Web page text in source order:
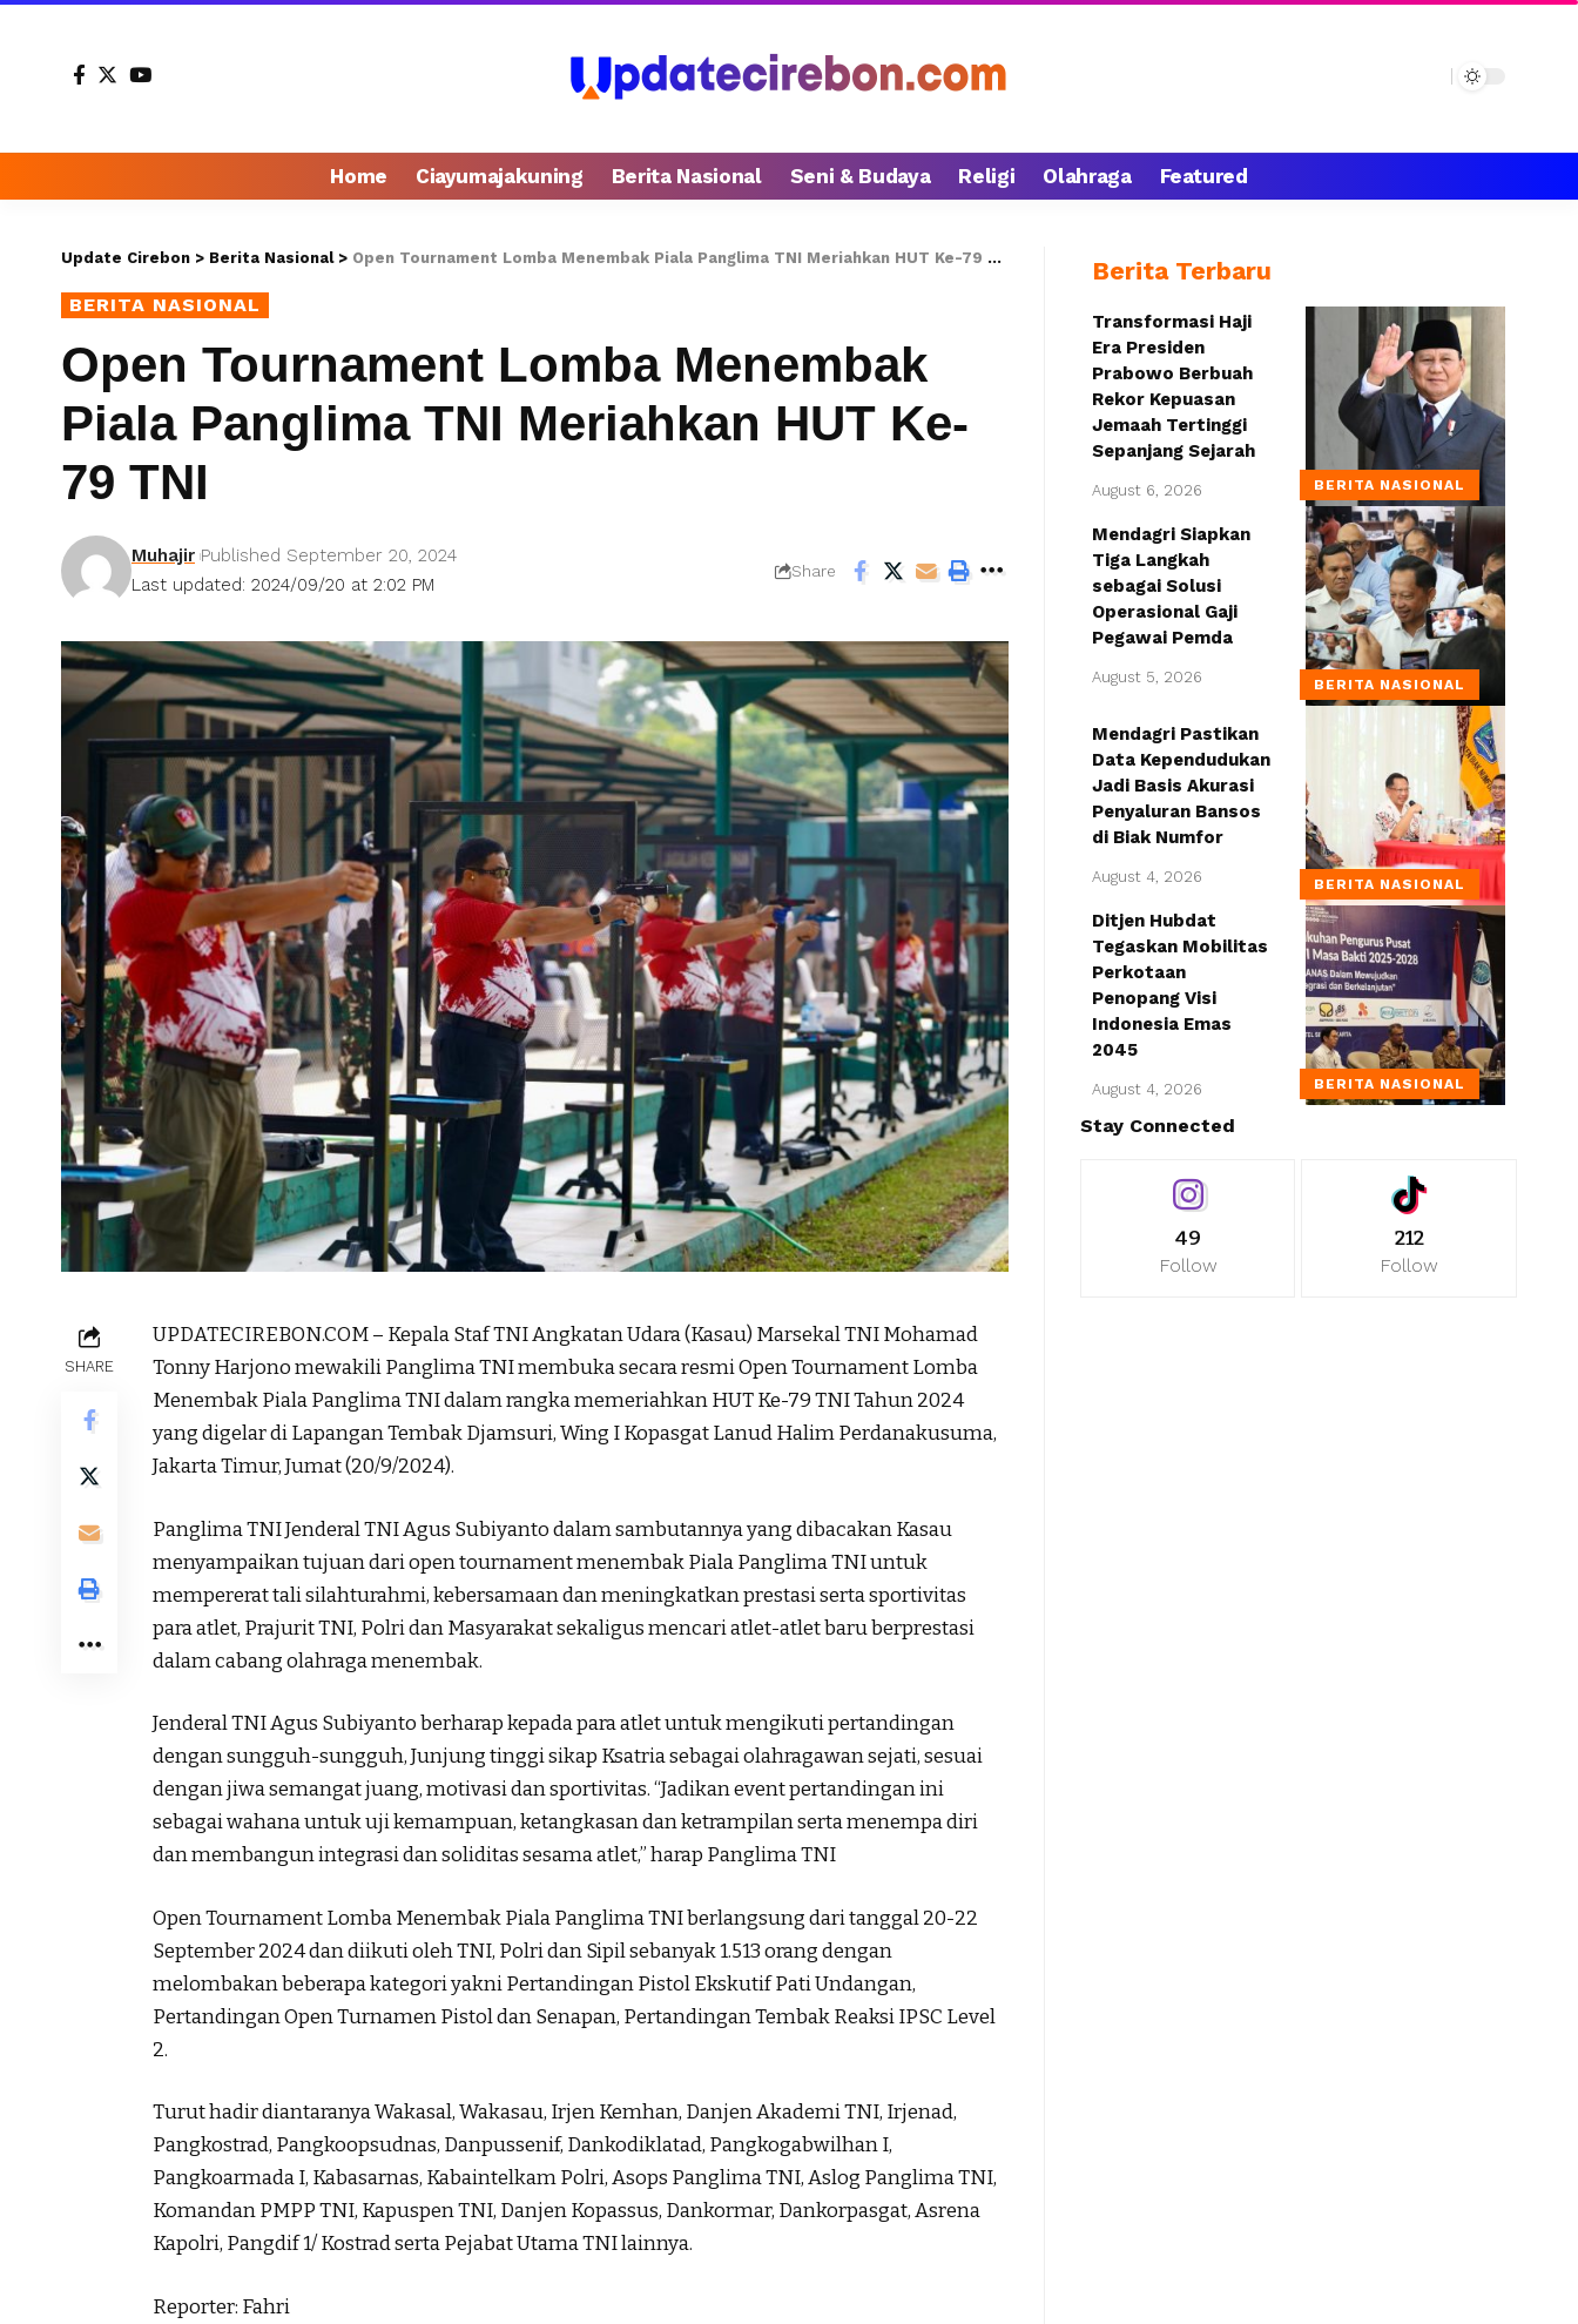
Home Ciayumajakuning Berita Nasional Seni & Budaya Religi Olahraga Featured
Update Cirebon > Berita Nasional> Open Tournament Lomba Menembak Piala Panglima TNI Meriahkan HUT Ke-79 TNI
BERITA NASIONAL
Open Tournament Lomba Menembak
Piala Panglima TNI Meriahkan HUT Ke-
79 TNI
Last updated: 2024/09/20 at 2:02 PM
Muhajir Published September 20, 2024
Share
SHARE
UPDATECIREBON.COM – Kepala Staf TNI Angkatan Udara (Kasau) Marsekal TNI Mohamad
Tonny Harjono mewakili Panglima TNI membuka secara resmi Open Tournament Lomba
Menembak Piala Panglima TNI dalam rangka memeriahkan HUT Ke-79 TNI Tahun 2024
yang digelar di Lapangan Tembak Djamsuri, Wing I Kopasgat Lanud Halim Perdanakusuma,
Jakarta Timur, Jumat (20/9/2024).
Panglima TNI Jenderal TNI Agus Subiyanto dalam sambutannya yang dibacakan Kasau
menyampaikan tujuan dari open tournament menembak Piala Panglima TNI untuk
mempererat tali silahturahmi, kebersamaan dan meningkatkan prestasi serta sportivitas
para atlet, Prajurit TNI, Polri dan Masyarakat sekaligus mencari atlet-atlet baru berprestasi
dalam cabang olahraga menembak.
Jenderal TNI Agus Subiyanto berharap kepada para atlet untuk mengikuti pertandingan
dengan sungguh-sungguh, Junjung tinggi sikap Ksatria sebagai olahragawan sejati, sesuai
dengan jiwa semangat juang, motivasi dan sportivitas. “Jadikan event pertandingan ini
sebagai wahana untuk uji kemampuan, ketangkasan dan ketrampilan serta menempa diri
dan membangun integrasi dan soliditas sesama atlet,” harap Panglima TNI
Open Tournament Lomba Menembak Piala Panglima TNI berlangsung dari tanggal 20-22
September 2024 dan diikuti oleh TNI, Polri dan Sipil sebanyak 1.513 orang dengan
melombakan beberapa kategori yakni Pertandingan Pistol Ekskutif Pati Undangan,
Pertandingan Open Turnamen Pistol dan Senapan, Pertandingan Tembak Reaksi IPSC Level
2.
Turut hadir diantaranya Wakasal, Wakasau, Irjen Kemhan, Danjen Akademi TNI, Irjenad,
Pangkostrad, Pangkoopsudnas, Danpussenif, Dankodiklatad, Pangkogabwilhan I,
Pangkoarmada I, Kabasarnas, Kabaintelkam Polri, Asops Panglima TNI, Aslog Panglima TNI,
Komandan PMPP TNI, Kapuspen TNI, Danjen Kopassus, Dankormar, Dankorpasgat, Asrena
Kapolri, Pangdif 1/ Kostrad serta Pejabat Utama TNI lainnya.
Reporter: Fahri
Berita Terbaru
BERITA NASIONAL
Transformasi Haji
Era Presiden
Prabowo Berbuah
Rekor Kepuasan
Jemaah Tertinggi
Sepanjang Sejarah
August 6, 2026
BERITA NASIONAL
Mendagri Siapkan
Tiga Langkah
sebagai Solusi
Operasional Gaji
Pegawai Pemda
August 5, 2026
BERITA NASIONAL
Mendagri Pastikan
Data Kependudukan
Jadi Basis Akurasi
Penyaluran Bansos
di Biak Numfor
August 4, 2026
BERITA NASIONAL
Ditjen Hubdat
Tegaskan Mobilitas
Perkotaan
Penopang Visi
Indonesia Emas
2045
August 4, 2026
Stay Connected
49
Follow
212
Follow